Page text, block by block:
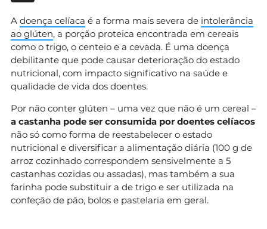
A doença celíaca é a forma mais severa de intolerância
ao glúten, a porção proteica encontrada em cereais
como o trigo, o centeio e a cevada. É uma doença
debilitante que pode causar deterioração do estado
nutricional, com impacto significativo na saúde e
qualidade de vida dos doentes.
Por não conter glúten – uma vez que não é um cereal –
a castanha pode ser consumida por doentes celíacos
não só como forma de reestabelecer o estado
nutricional e diversificar a alimentação diária (100 g de
arroz cozinhado correspondem sensivelmente a 5
castanhas cozidas ou assadas), mas também a sua
farinha pode substituir a de trigo e ser utilizada na
confeção de pão, bolos e pastelaria em geral.